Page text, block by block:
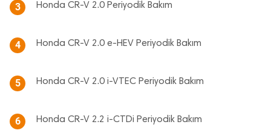
3 Honda CR-V 2.0 Periyodik Bakım
4 Honda CR-V 2.0 e-HEV Periyodik Bakım
5 Honda CR-V 2.0 i-VTEC Periyodik Bakım
6 Honda CR-V 2.2 i-CTDi Periyodik Bakım